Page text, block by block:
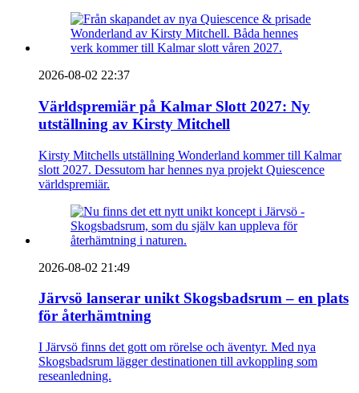
2026-08-02 22:37
Världspremiär på Kalmar Slott 2027: Ny
utställning av Kirsty Mitchell
Kirsty Mitchells utställning Wonderland kommer till Kalmar
slott 2027. Dessutom har hennes nya projekt Quiescence
världspremiär.
2026-08-02 21:49
Järvsö lanserar unikt Skogsbadsrum – en plats
för återhämtning
I Järvsö finns det gott om rörelse och äventyr. Med nya
Skogsbadsrum lägger destinationen till avkoppling som
reseanledning.